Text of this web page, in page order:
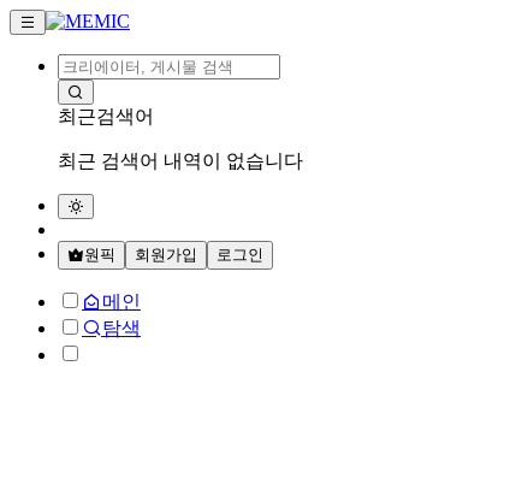
최근검색어
최근 검색어 내역이 없습니다
원픽 회원가입 로그인
메인
탐색